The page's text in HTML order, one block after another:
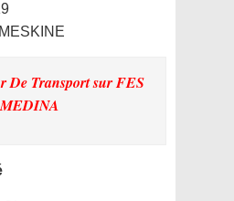
De Transportsur FES
MEDINA